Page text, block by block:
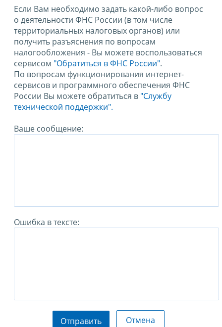
Если Вам необходимо задать какой-либо вопрос
о деятельности ФНС России (в том числе
территориальных налоговых органов) или
получить разъяснения по вопросам
налогообложения - Вы можете воспользоваться
сервисом "Обратиться в ФНС России".
По вопросам функционирования интернет-
сервисов и программного обеспечения ФНС
России Вы можете обратиться в "Службу
технической поддержки".
Ваше сообщение:
Ошибка в тексте:
Отправить Отмена